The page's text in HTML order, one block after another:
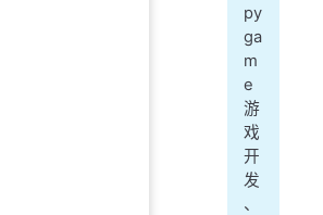
py
ga
m
e
游
戏
开
发
、